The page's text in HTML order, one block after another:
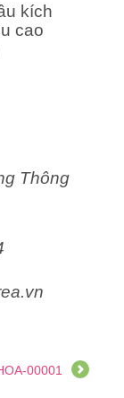
kích
cao
Thông
00001